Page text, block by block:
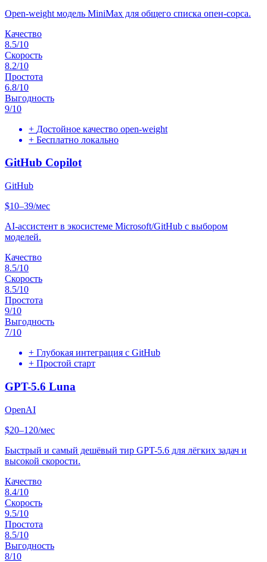
Open-weight модель MiniMax для общего списка опен-сорса.
Качество
8.5/10
Скорость
8.2/10
Простота
6.8/10
Выгодность
9/10
+ Достойное качество open-weight
+ Бесплатно локально
GitHub Copilot
GitHub
$10–39/мес
AI-ассистент в экосистеме Microsoft/GitHub с выбором
моделей.
Качество
8.5/10
Скорость
8.5/10
Простота
9/10
Выгодность
7/10
+ Глубокая интеграция с GitHub
+ Простой старт
GPT-5.6 Luna
OpenAI
$20–120/мес
Быстрый и самый дешёвый тир GPT-5.6 для лёгких задач и
высокой скорости.
Качество
8.4/10
Скорость
9.5/10
Простота
8.5/10
Выгодность
8/10